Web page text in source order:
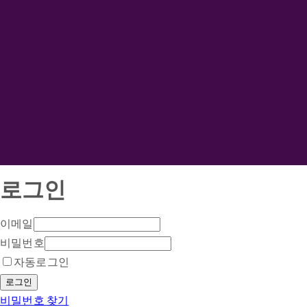
로그인
이메일
비밀번호
자동로그인
로그인
비밀번호 찾기